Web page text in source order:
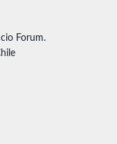
Forum.